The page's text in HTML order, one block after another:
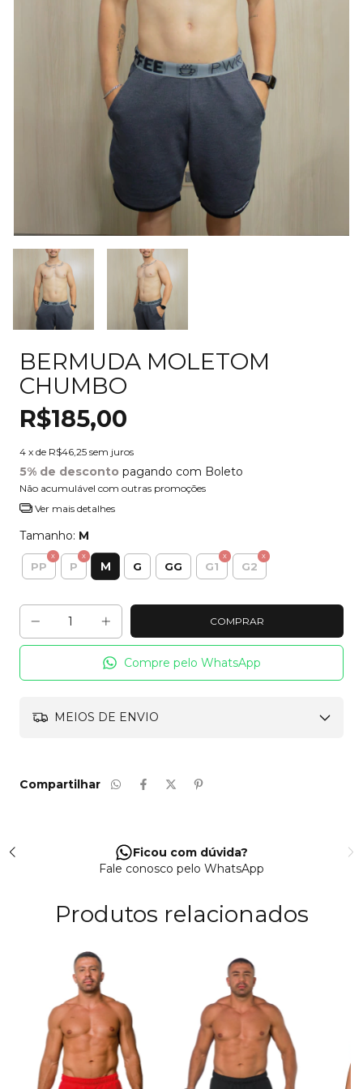
BERMUDA MOLETOM
CHUMBO
R$185,00
4 x de R$46,25 sem juros
5% de desconto pagando com Boleto
Não acumulável com outras promoções
Ver mais detalhes
Tamanho: M
PP P M G GG G1 G2
Compre pelo WhatsApp
MEIOS DE ENVIO
Compartilhar
Ficou com dúvida?
Fale conosco pelo WhatsApp
Produtos relacionados